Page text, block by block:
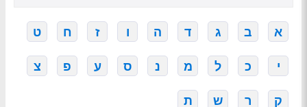
א ב ג ד ה ו ז ח ט
י כ ל מ נ ס ע פ צ
ק ר ש ת